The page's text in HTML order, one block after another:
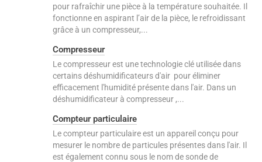
pour rafraîchir une pièce à la température souhaitée. Il
fonctionne en aspirant l’air de la pièce, le refroidissant
grâce à un compresseur,...
Compresseur
Le compresseur est une technologie clé utilisée dans
certains déshumidificateurs d'air pour éliminer
efficacement l'humidité présente dans l'air. Dans un
déshumidificateur à compresseur ,...
Compteur particulaire
Le compteur particulaire est un appareil conçu pour
mesurer le nombre de particules présentes dans l'air. Il
est également connu sous le nom de sonde de